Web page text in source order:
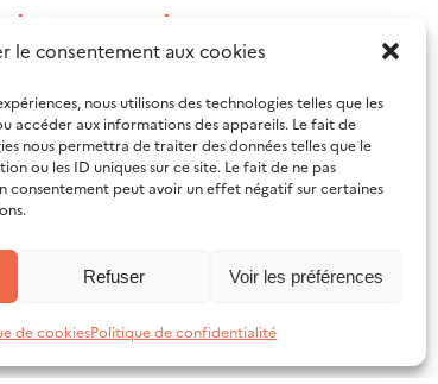
le consentement aux cookies
nous utilisons des technologies telles que les
accéder aux informations des appareils. Le fait de
nous permettra de traiter des données telles que le
ou les ID uniques sur ce site. Le fait de ne pas
consentement peut avoir un effet négatif sur certaines
Refuser Voir les préférences
de cookiesPolitique de confidentialité
apprendre
et a accueilli plus
de la